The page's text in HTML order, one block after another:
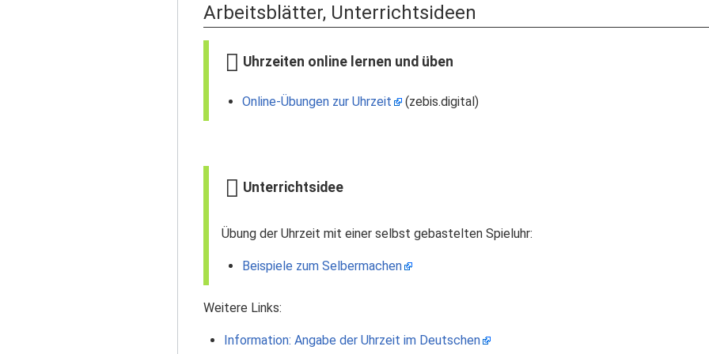
Arbeitsblätter, Unterrichtsideen
Uhrzeiten online lernen und üben
Online-Übungen zur Uhrzeit (zebis.digital)
Unterrichtsidee
Übung der Uhrzeit mit einer selbst gebastelten Spieluhr:
Beispiele zum Selbermachen
Weitere Links:
Information: Angabe der Uhrzeit im Deutschen